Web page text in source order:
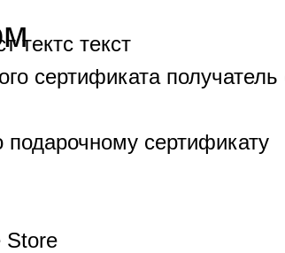
тектс текст
сертификата
сертификату
Store